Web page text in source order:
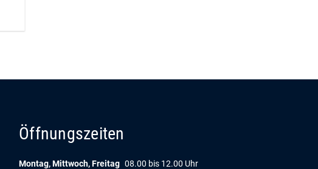
Öffnungszeiten
Montag, Mittwoch, Freitag 08.00 bis 12.00 Uhr